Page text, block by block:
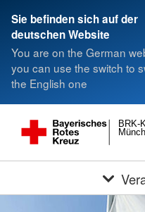
Sie befinden sich auf der
deutschen Website
You are on the German
you can use the switch to
the English one
BRK-